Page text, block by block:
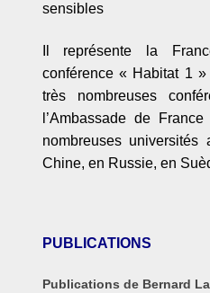
sensibles
Il représente la
conférence « Habitat 1
très nombreuses
l’Ambassade de
nombreuses
Chine, en Russie, en
PUBLICATIONS
Publications de Bernard